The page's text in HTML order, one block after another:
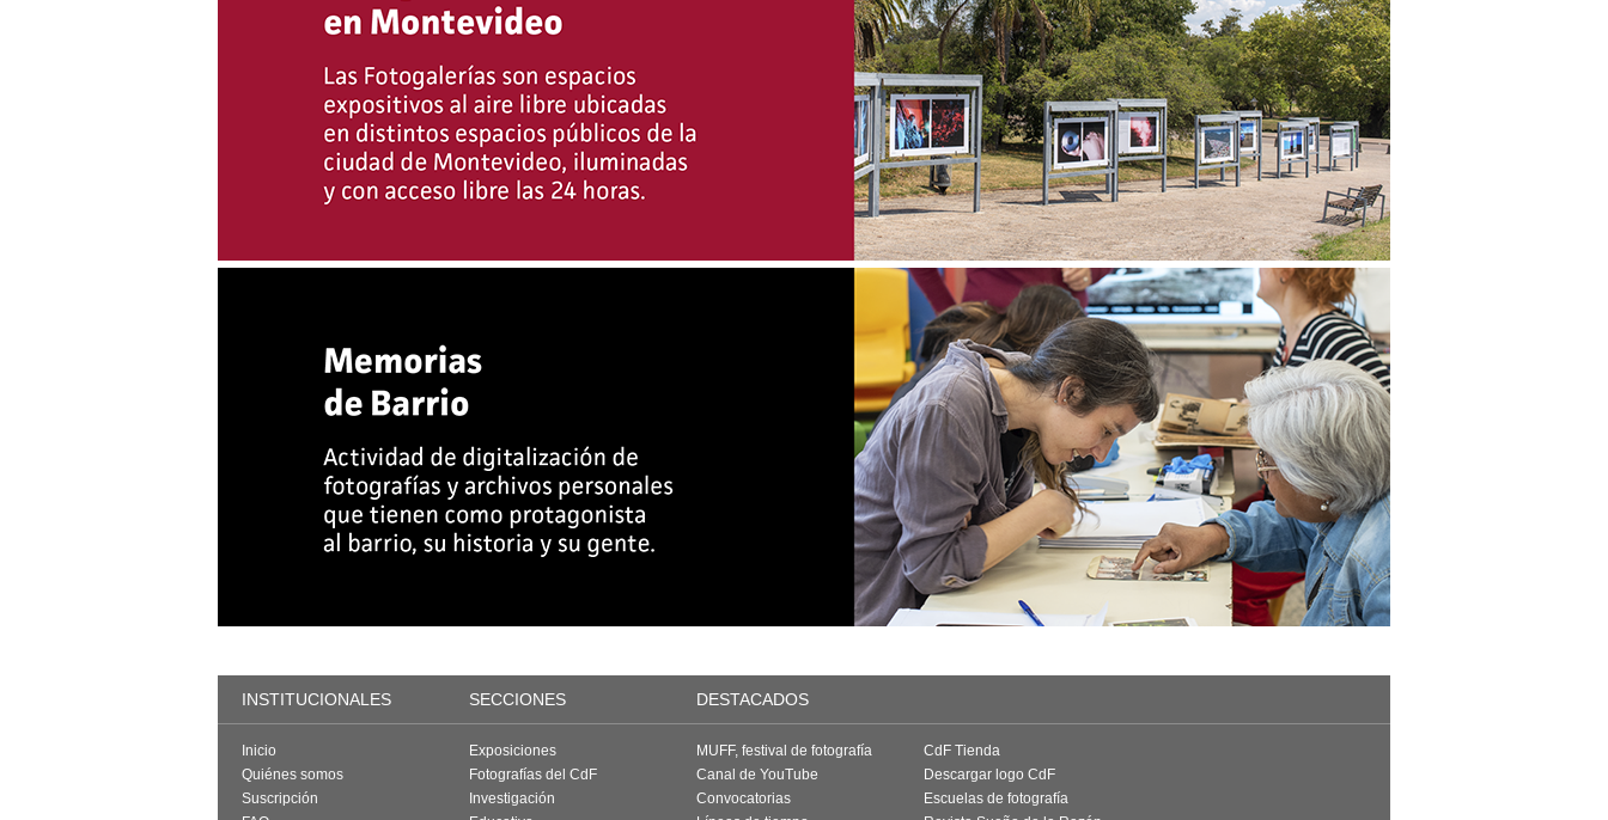
INSTITUCIONALES SECCIONES DESTACADOS
Inicio
Quiénes somos
Suscripción
Exposiciones
Fotografías del CdF
Investigación
MUFF, festival de fotografía
Canal de YouTube
Convocatorias
CdF Tienda
Descargar logo CdF
Escuelas de fotografía